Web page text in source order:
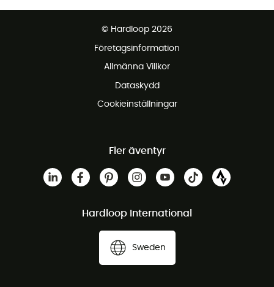
Gratis retur inom 100 dagar
© Hardloop 2026
Företagsinformation
Allmänna Villkor
Dataskydd
Cookieinställningar
Fler äventyr
Hardloop International
Sweden